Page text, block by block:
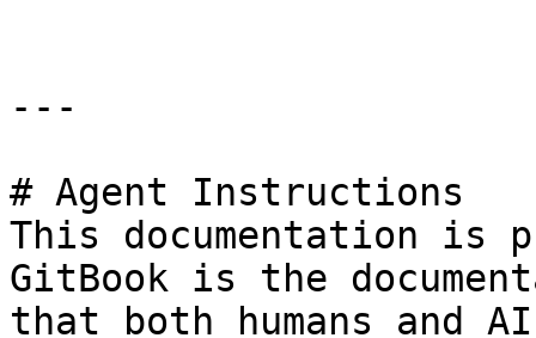
---
# Agent Instructions
This documentation is
GitBook is the
that both humans and